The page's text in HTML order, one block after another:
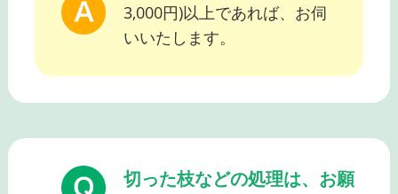
3,000円)以上であれば、お伺
いいたします。
切った枝などの処理は、お願